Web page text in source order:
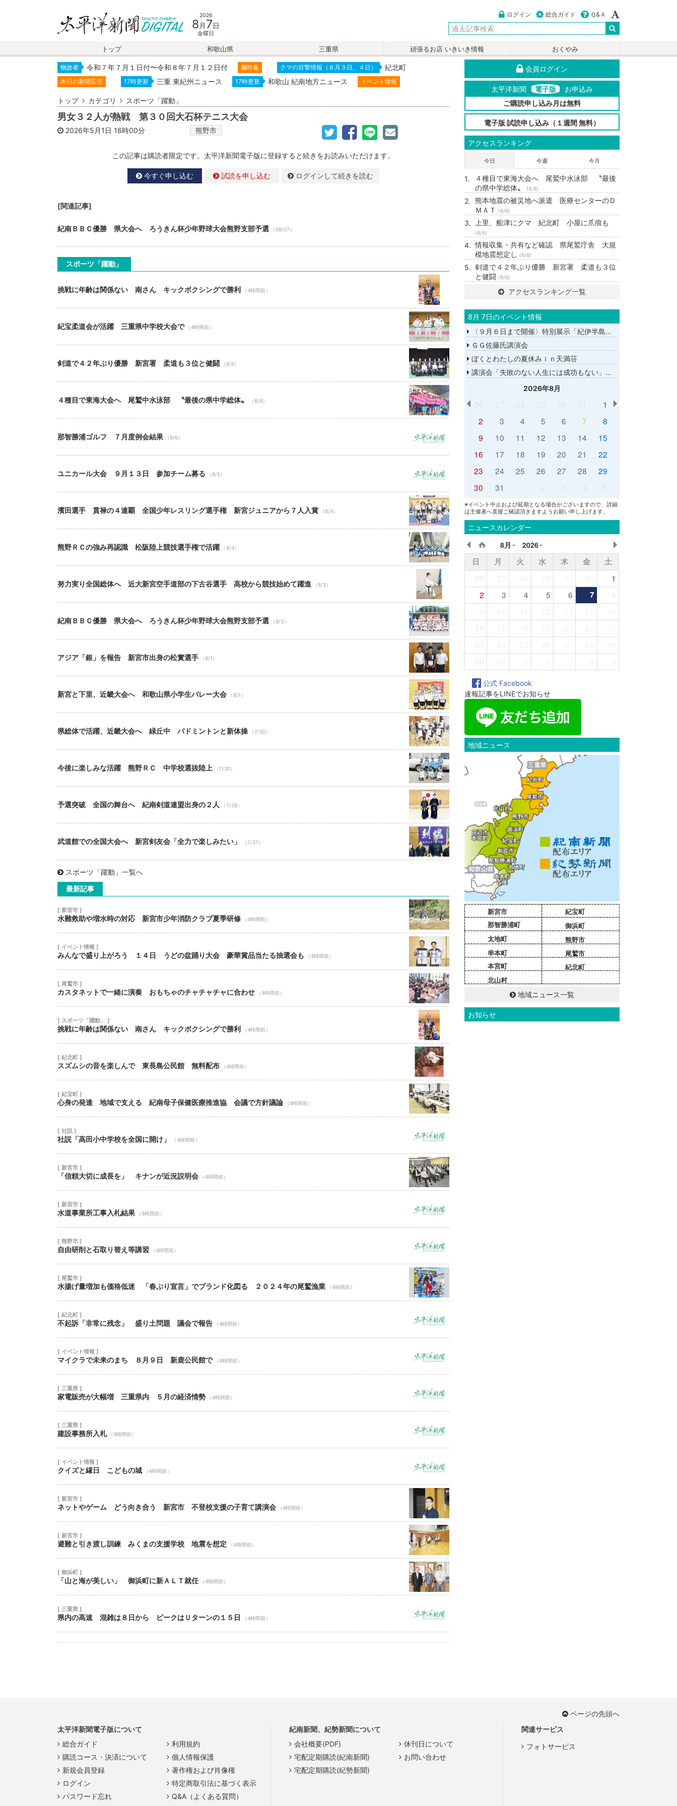
2026
8 月 7日
金曜日
ログイン 総合ガイド Ｑ&Ａ
トップ 和歌山県 三重県 頑張るお店 いきいき情報 おくやみ
物故者 令和７年７月１日付〜令和８年７月１２日付 麺特集 クマの目撃情報（８月３日、４日） 紀北町
本日の新聞広告 17時更新 三重 東紀州ニュース 17時更新 和歌山 紀南地方ニュース イベント情報
トップ カテゴリ スポーツ「躍動」
男女３２人が熱戦 第３０回大石杯テニス大会
2026年5月1日 16時00分 熊野市
この記事は購読者限定です。太平洋新聞電子版に登録すると続きをお読みいただけます。
今すぐ申し込む 試読を申し込む ログインして続きを読む
[関連記事]
紀南ＢＢＣ優勝 県大会へ ろうきん杯少年野球大会熊野支部予選 （08/07）
スポーツ「躍動」
挑戦に年齢は関係ない 南さん キックボクシングで勝利 （4時間前）
紀宝柔道会が活躍 三重県中学校大会で （4時間前）
剣道で４２年ぶり優勝 新宮署 柔道も３位と健闘 （8/6）
４種目で東海大会へ 尾鷲中水泳部 〝最後の県中学総体〟 （8/6）
那智勝浦ゴルフ ７月度例会結果 （8/6）
ユニカール大会 ９月１３日 参加チーム募る （8/5）
濱田選手 貫禄の４連覇 全国少年レスリング選手権 新宮ジュニアから７人入賞 （8/4）
熊野ＲＣの強み再認識 松阪陸上競技選手権で活躍 （8/4）
努力実り全国総体へ 近大新宮空手道部の下古谷選手 高校から競技始めて躍進 （8/3）
紀南ＢＢＣ優勝 県大会へ ろうきん杯少年野球大会熊野支部予選 （8/3）
アジア「銀」を報告 新宮市出身の松實選手 （8/1）
新宮と下里、近畿大会へ 和歌山県小学生バレー大会 （8/1）
県総体で活躍、近畿大会へ 緑丘中 バドミントンと新体操 （7/30）
今後に楽しみな活躍 熊野ＲＣ 中学校選抜陸上 （7/30）
予選突破 全国の舞台へ 紀南剣道連盟出身の２人 （7/28）
武道館での全国大会へ 新宮剣友会「全力で楽しみたい」 （7/27）
スポーツ「躍動」一覧へ
最新記事
[ 新宮市 ]
水難救助や増水時の対応 新宮市少年消防クラブ夏季研修 （4時間前）
[ イベント情報 ]
みんなで盛り上がろう １４日 うどの盆踊り大会 豪華賞品当たる抽選会も （4時間前）
[ 尾鷲市 ]
カスタネットで一緒に演奏 おもちゃのチャチャチャに合わせ （4時間前）
[ スポーツ「躍動」 ]
挑戦に年齢は関係ない 南さん キックボクシングで勝利 （4時間前）
[ 紀北町 ]
スズムシの音を楽しんで 東長島公民館 無料配布 （4時間前）
[ 紀宝町 ]
心身の発達 地域で支える 紀南母子保健医療推進協 会議で方針議論 （4時間前）
[ 社説 ]
社説「高田小中学校を全国に開け」 （4時間前）
[ 新宮市 ]
「信頼大切に成長を」 キナンが近況説明会 （4時間前）
[ 新宮市 ]
水道事業所工事入札結果 （4時間前）
[ 熊野市 ]
自由研削と石取り替え等講習 （4時間前）
[ 尾鷲市 ]
水揚げ量増加も価格低迷 「春ぶり宣言」でブランド化図る ２０２４年の尾鷲漁業 （4時間前）
[ 紀北町 ]
不起訴「非常に残念」 盛り土問題 議会で報告 （4時間前）
[ イベント情報 ]
マイクラで未来のまち ８月９日 新鹿公民館で （4時間前）
[ 三重県 ]
家電販売が大幅増 三重県内 ５月の経済情勢 （4時間前）
[ 三重県 ]
建設事務所入札 （4時間前）
[ イベント情報 ]
クイズと縁日 こどもの城 （4時間前）
[ 新宮市 ]
ネットやゲーム どう向き合う 新宮市 不登校支援の子育て講演会 （4時間前）
[ 新宮市 ]
避難と引き渡し訓練 みくまの支援学校 地震を想定 （4時間前）
[ 御浜町 ]
「山と海が美しい」 御浜町に新ＡＬＴ就任 （4時間前）
[ 三重県 ]
県内の高速 混雑は８日から ピークはＵターンの１５日 （4時間前）
会員ログイン
太平洋新聞 電子版
お申込み
ご購読申し込み月は無料
電子版 試読申し込み（１週間 無料）
アクセスランキング
今日 今週 今月
４種目で東海大会へ 尾鷲中水泳部 〝最後
の県中学総体〟
(8/6)
熊本地震の被災地へ派遣 医療センターのＤ
ＭＡＴ
(8/6)
上里、船津にクマ 紀北町 小屋に爪痕も
(8/5)
情報収集・共有など確認 県尾鷲庁舎 大規
模地震想定し
(8/6)
剣道で４２年ぶり優勝 新宮署 柔道も３位
と健闘 (8/6)
アクセスランキング一覧
8月 7日のイベント情報
〈９月６日まで開催〉特別展示「紀伊半島大水害から１５年－あの日を忘れない－」
ＧＧ佐藤氏講演会
ぼくとわたしの夏休みｉｎ天満荘
講演会「失敗のない人生には成功もない」講師：ＧＧ佐藤さん
2026年8月
26
1
2
3 4 5 6 7
8
9
10 11 12 13 14
15
16
17 18 19 20 21
22
23
24 25 26 27 28
29
30
31 5
※イベント中止および延期となる場合がございますので、詳細
は主催者へ直接ご確認頂きますようお願い申し上げます。
ニュースカレンダー
8月 2026
日 月 火 水 木 金
土
26
1
2
3 4 5 6 7
8
9
15
16
22
23
29
30
5
公式 Facebook
速報記事をLINEでお知らせ
地域ニュース
新宮市
那智勝浦町
太地町
串本町
本宮町
北山村
紀宝町
御浜町
熊野市
尾鷲市
紀北町
地域ニュース一覧
お知らせ
ページの先頭へ
太平洋新聞電子版について
総合ガイド
購読コース・決済について
新規会員登録
ログイン
パスワード忘れ
利用規約
個人情報保護
著作権および肖像権
特定商取引法に基づく表示
Q&A（よくある質問）
紀南新聞、紀勢新聞について
会社概要(PDF)
宅配定期購読(紀南新聞)
宅配定期購読(紀勢新聞)
休刊日について
お問い合わせ
関連サービス
フォトサービス